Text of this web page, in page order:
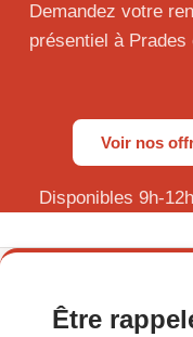
Demandez votre
présentiel à
Voir nos
Disponibles 9h-
Être